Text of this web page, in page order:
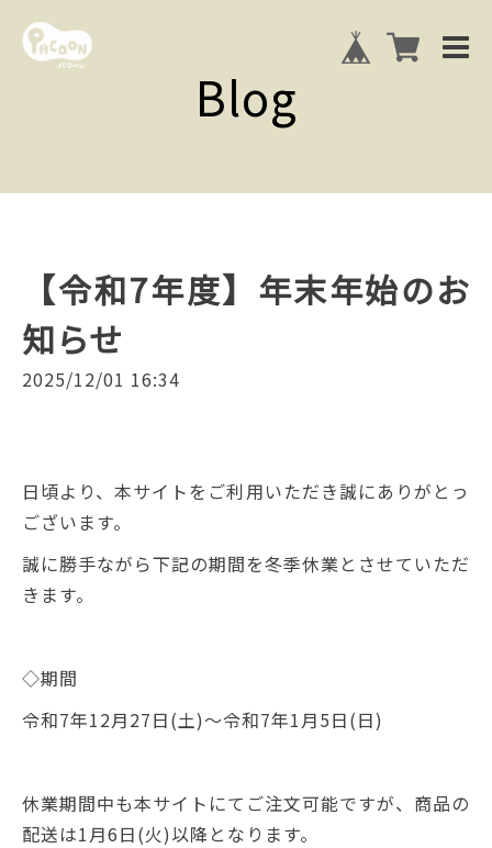
Blog
【令和7年度】年末年始のお
知らせ
2025/12/01 16:34
日頃より、本サイトをご利用いただき誠にありがとう
ございます。
誠に勝手ながら下記の期間を冬季休業とさせていただ
きます。
◇期間
令和7年12月27日(土)～令和7年1 月5日(日)
休業期間中も本サイトにてご注文可能ですが、商品の
配送は1 月6日(火)以降となります。